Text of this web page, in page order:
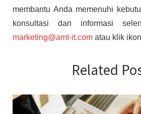
membantu Anda memenuhi
konsultasi dan informasi
marketing@amt-it.com atau klik
Related